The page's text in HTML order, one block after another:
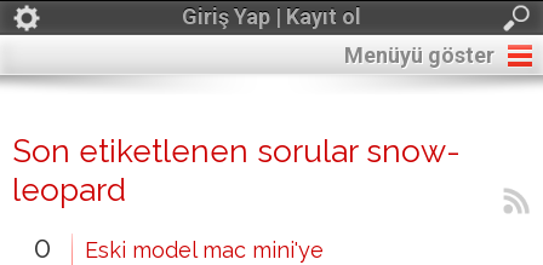
Giriş Yap | Kayıt ol
Menüyü göster
Son etiketlenen sorular snow-
leopard
0
Eski model mac mini'ye